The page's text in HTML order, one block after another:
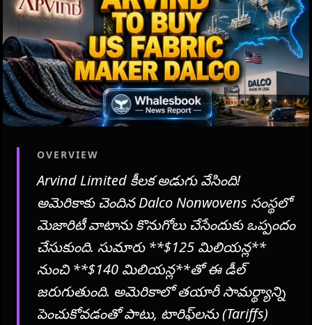
OVERVIEW
Arvind Limited కీలక అడుగు వేసింది!
అమెరికాకు చెందిన Dalco Nonwovens సంస్థలో
మెజారిటీ వాటాను కొనుగోలు చేసేందుకు ఒప్పందం
చేసుకుంది. సుమారు **$125 మిలియన్ల**
నుంచి **$140 మిలియన్ల**తో ఈ డీల్
జరుగుతుంది. అమెరికాలో తయారీ సామర్థ్యాన్ని
పెంచుకోవడంతో పాటు, టారిఫ్‌లను (Tariffs)